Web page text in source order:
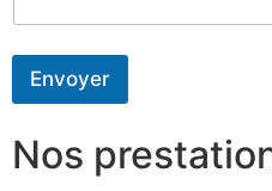
Envoyer
Nos